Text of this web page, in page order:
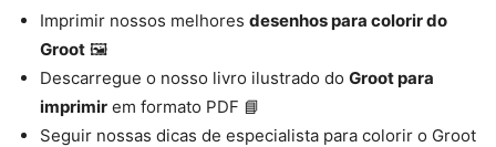
Imprimir nossos melhores desenhos para colorir do
Groot 🖼️
Descarregue o nosso livro ilustrado do Groot para
imprimir em formato PDF 📘
Seguir nossas dicas de especialista para colorir o Groot